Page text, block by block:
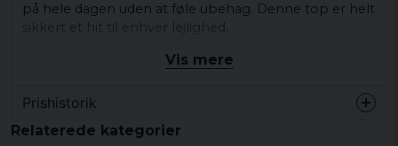
på hele dagen uden at føle ubehag. Denne top er helt
sikkert et hit til enhver lejlighed.
Materiale: 97% bomuld, 3% elastan.
Størrelser: XS, S, M, L, XL, XXL, 3XL, 4XL og 5XL.
Farver: Sort
Vis mere
Prishistorik
Relaterede kategorier